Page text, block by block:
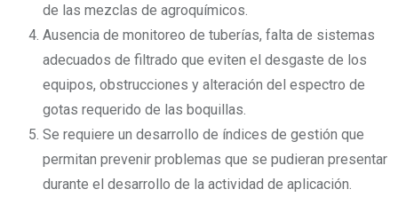
de las mezclas de agroquímicos.
Ausencia de monitoreo de tuberías, falta de sistemas
adecuados de filtrado que eviten el desgaste de los
equipos, obstrucciones y alteración del espectro de
gotas requerido de las boquillas.
Se requiere un desarrollo de índices de gestión que
permitan prevenir problemas que se pudieran presentar
durante el desarrollo de la actividad de aplicación.